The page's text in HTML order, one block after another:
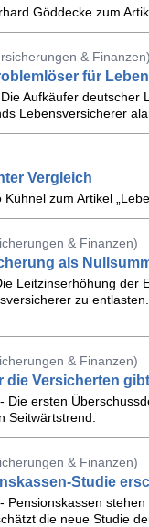
Göddecke zum
& Finanzen)
für
Aufkäufer deutscher
Lebensversicherer
Vergleich
zum Artikel
& Finanzen)
als
Leitzinserhöhung der
zu
& Finanzen)
die Versicherten
Die ersten
Seitwärtstrend.
& Finanzen)
Studie
Pensionskassen
die neue Studie